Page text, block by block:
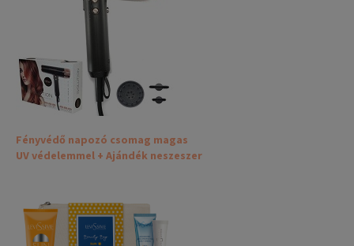
Fényvédő napozó csomag magas
UV védelemmel + Ajándék neszeszer